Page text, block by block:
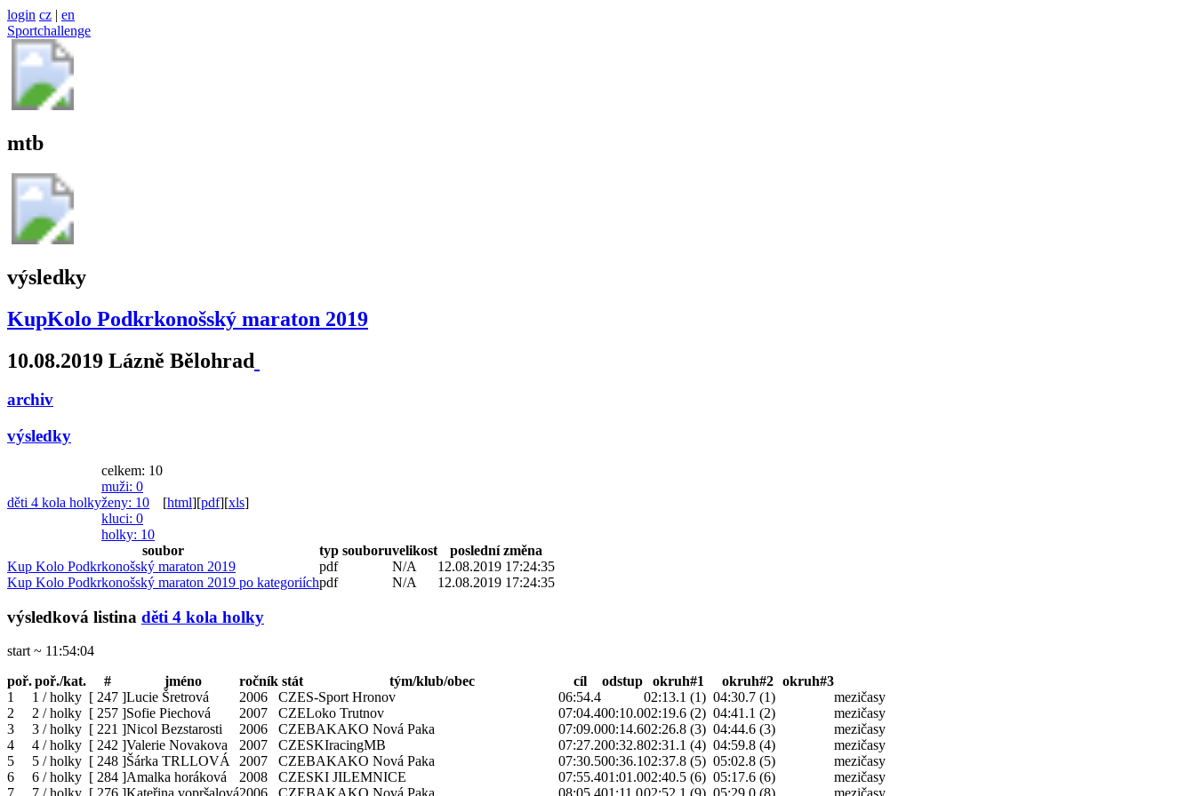
login cz | en
Sportchallenge
mtb
výsledky
KupKolo Podkrkonošský maraton 2019
10.08.2019 Lázně Bělohrad
archiv
výsledky
děti 4 kola holky
celkem: 10
muži: 0
ženy: 10
kluci: 0
holky: 10
[html][pdf][xls]
soubor typ souboruvelikost
poslední změna
Kup Kolo Podkrkonošský maraton 2019
pdf N/A
12.08.2019 17:24:35
Kup Kolo Podkrkonošský maraton 2019 po kategoriíchpdf N/A 12.08.2019 17:24:35
výsledková listina děti 4 kola holky
start ~ 11:54:04
poř.poř./kat. # jméno ročník stát tým/klub/obec cíl odstup okruh#1 okruh#2 okruh#3
1
1 / holky [ 247 ]Lucie Šretrová 2006 CZES-Sport Hronov 06:54.4 02:13.1 (1) 04:30.7 (1)
mezičasy
2
2 / holky [ 257 ]Sofie Piechová 2007 CZELoko Trutnov 07:04.400:10.002:19.6 (2) 04:41.1 (2)
mezičasy
3
3 / holky [ 221 ]Nicol Bezstarosti 2006 CZEBAKAKO Nová Paka 07:09.000:14.602:26.8 (3) 04:44.6 (3)
mezičasy
4
4 / holky [ 242 ]Valerie Novakova 2007 CZESKIracingMB 07:27.200:32.802:31.1 (4) 04:59.8 (4)
mezičasy
5
5 / holky [ 248 ]Šárka TRLLOVÁ 2007 CZEBAKAKO Nová Paka 07:30.500:36.102:37.8 (5) 05:02.8 (5)
mezičasy
6
6 / holky [ 284 ]Amalka horáková 2008 CZESKI JILEMNICE 07:55.401:01.002:40.5 (6) 05:17.6 (6)
mezičasy